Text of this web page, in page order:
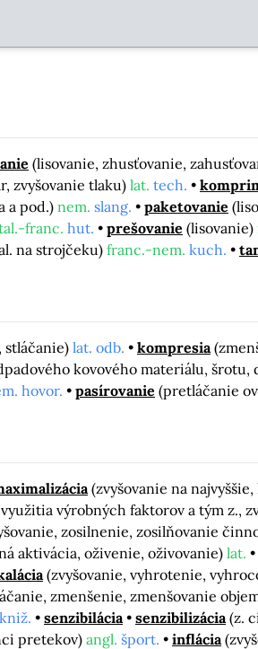
(lisovanie, zhusťovanie,
zvyšovanie tlaku) lat. tech.
a pod.) nem. slang. paketovanie
franc. hut. prešovanie (lisovanie)
na strojčeku)franc.-nem. kuch.
stláčanie) lat. odb. kompresia
kovového materiálu, šrotu,
hovor. pasírovanie (pretláčanie
(zvyšovanie na
výrobných faktorov a tým z.,
zosilnenie, zosilňovanie
aktivácia, oživenie, oživovanie) lat.
(zvyšovanie, vyhrotenie,
zmenšenie, zmenšovanie
kniž. senzibilácia senzibilizácia (z.
pretekov)angl. šport. inflácia